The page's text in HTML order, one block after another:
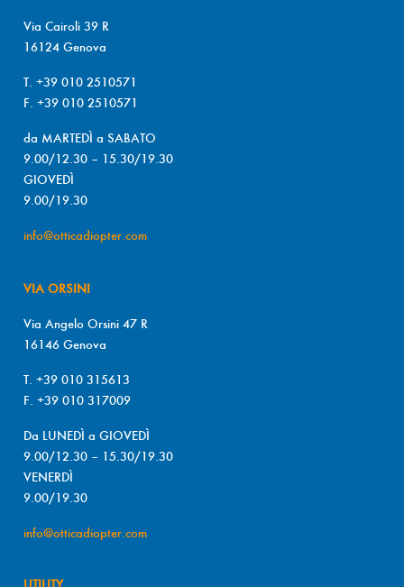
Via Cairoli 39 R
16124 Genova
T. +39 010 2510571
F. +39 010 2510571
da MARTEDÌ a SABATO
9.00/12.30 – 15.30/19.30
GIOVEDÌ
9.00/19.30
info@otticadiopter.com
VIA ORSINI
Via Angelo Orsini 47 R
16146 Genova
T. +39 010 315613
F. +39 010 317009
Da LUNEDÌ a GIOVEDÌ
9.00/12.30 – 15.30/19.30
VENERDÌ
9.00/19.30
info@otticadiopter.com